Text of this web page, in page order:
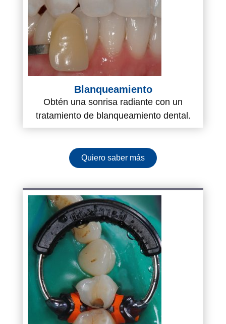
Blanqueamiento
Obtén una sonrisa radiante con un
tratamiento de blanqueamiento dental.
Quiero saber más